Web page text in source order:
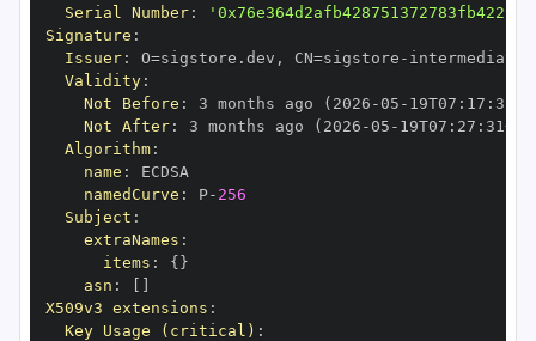
Serial Number:
Signature :
Issuer: O=sigstore.dev , CN=sigstore -
Validity:
Not Before : 3 months ago (2026 -05 - 19T07 : 17 :
Not After: 3 months ago (2026 -05 - 19T07 : 27 : 31+00
Algorithm:
name :
namedCurve : P- 256
Subject :
extraNames :
items : { }
asn :
X509v3 extensions :
Key Usage (critical) :